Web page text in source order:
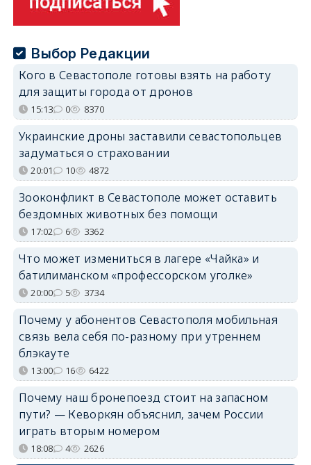
Выбор Редакции
Кого в Севастополе готовы взять на работу
для защиты города от дронов
15:13 0 8370
Украинские дроны заставили севастопольцев
задуматься о страховании
20:01 10 4872
Зооконфликт в Севастополе может оставить
бездомных животных без помощи
17:02 6 3362
Что может измениться в лагере «Чайка» и
батилиманском «профессорском уголке»
20:00 5 3734
Почему у абонентов Севастополя мобильная
связь вела себя по-разному при утреннем
блэкауте
13:00 16 6422
Почему наш бронепоезд стоит на запасном
пути? — Кеворкян объяснил, зачем России
играть вторым номером
18:08 4 2626